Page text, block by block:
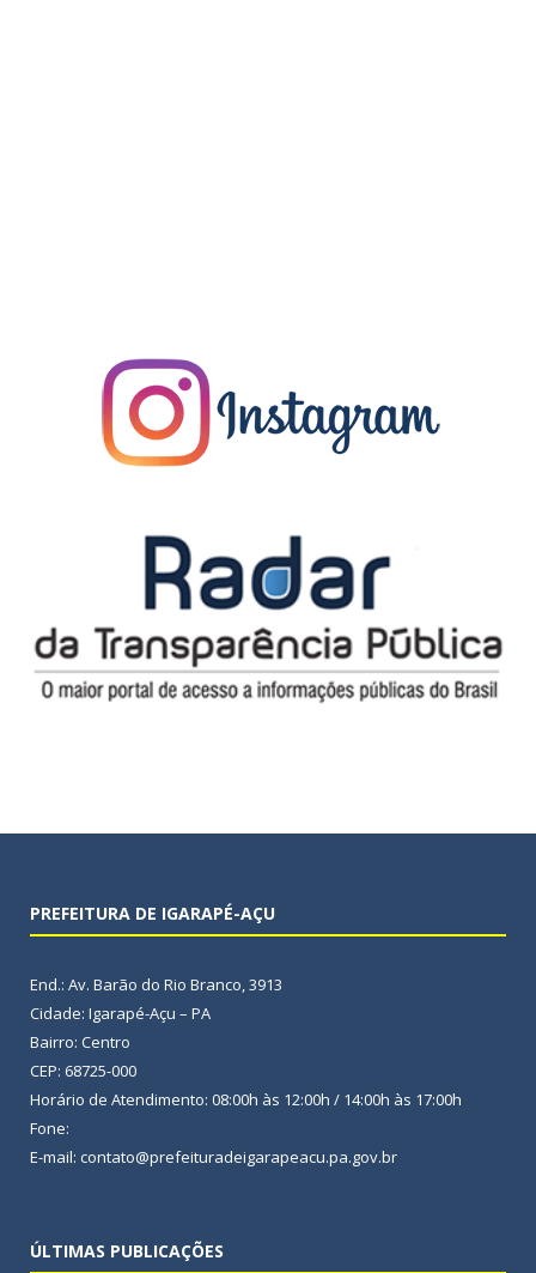
PREFEITURA DE IGARAPÉ-AÇU
End.: Av. Barão do Rio Branco, 3913
Cidade: Igarapé-Açu – PA
Bairro: Centro
CEP: 68725-000
Horário de Atendimento: 08:00h às 12:00h / 14:00h às 17:00h
Fone:
E-mail: contato@prefeituradeigarapeacu.pa.gov.br
ÚLTIMAS PUBLICAÇÕES